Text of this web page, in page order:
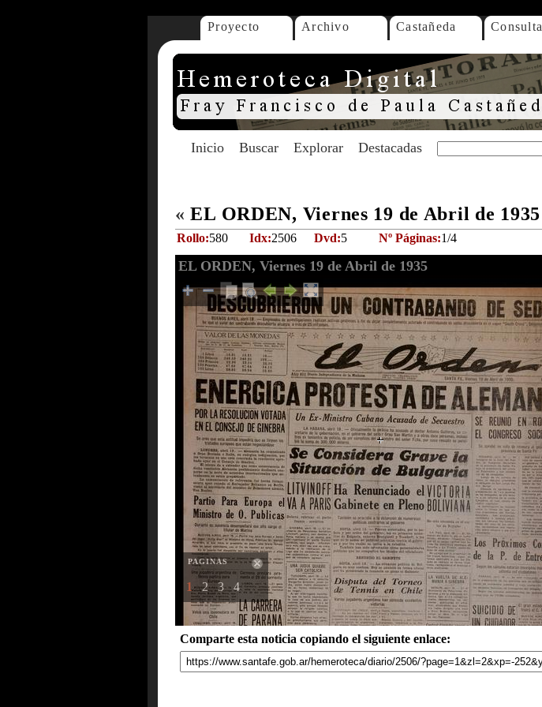
Proyecto Archivo Castañeda Consulta
Inicio Buscar Explorar Destacadas
« EL ORDEN, Viernes 19 de Abril de 1935
Rollo:580 Idx:2506 Dvd:5 Nº Páginas:1/4
EL ORDEN, Viernes 19 de Abril de 1935
PAGINAS
1 2 3 4
Comparte esta noticia copiando el siguiente enlace: